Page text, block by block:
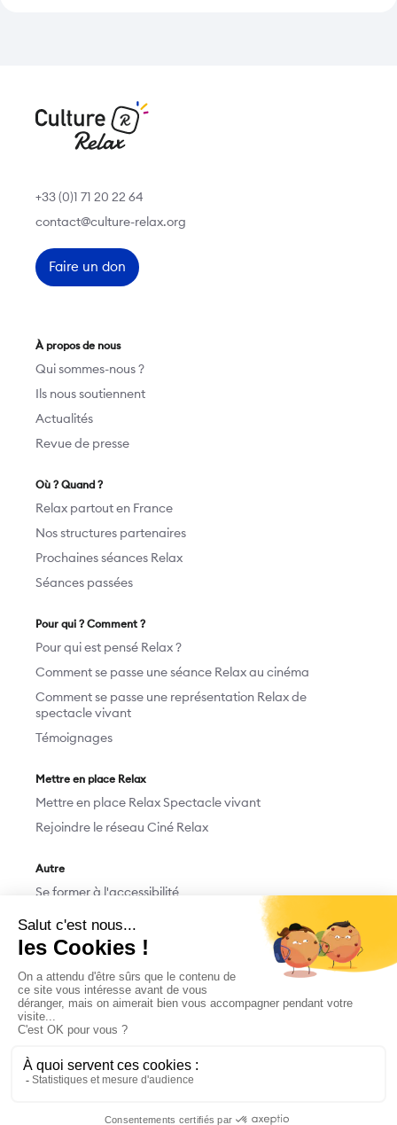
+33 (0)1 71 20 22 64
contact@culture-relax.org
Faire un don
À propos de nous
Qui sommes-nous ?
Ils nous soutiennent
Actualités
Revue de presse
Où ? Quand ?
Relax partout en France
Nos structures partenaires
Prochaines séances Relax
Séances passées
Pour qui ? Comment ?
Pour qui est pensé Relax ?
Comment se passe une séance Relax au cinéma
Comment se passe une représentation Relax de
spectacle vivant
Témoignages
Mettre en place Relax
Mettre en place Relax Spectacle vivant
Rejoindre le réseau Ciné Relax
Autre
Se former à l'accessibilité
Devenir bénévole
Nous contacter
M'abonner/Me désabonner
Mentions légales